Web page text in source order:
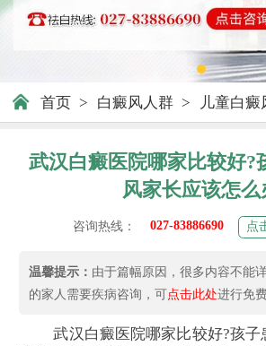
首页 > 白癜风人群 > 儿童白癜
武汉白癜医院哪家比较好?
风家长应该怎么
咨询热线： 027-83886690 点
温馨提示： 由于篇幅原因，很多内容不能
的家人需要疾病咨询，可点击此处进行免
武汉白癜医院哪家比较好?孩子